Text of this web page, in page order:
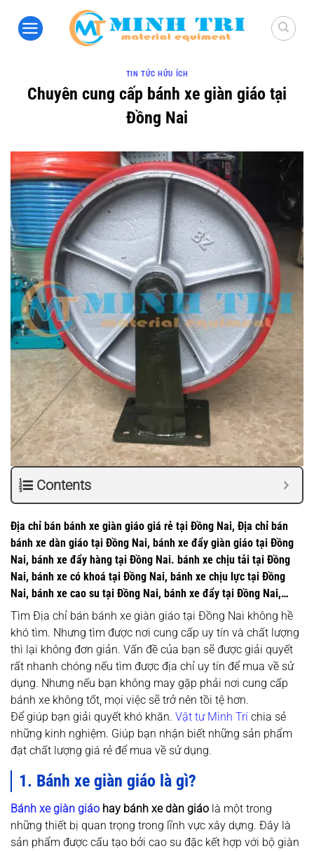
TIN TỨC HỮU ÍCH
Chuyên cung cấp bánh xe giàn giáo tại
Đồng Nai
Contents
Địa chỉ bán bánh xe giàn giáo giá rẻ tại Đồng Nai, Địa chỉ bán
bánh xe dàn giáo tại Đồng Nai, bánh xe đẩy giàn giáo tại Đồng
Nai, bánh xe đẩy hàng tại Đồng Nai. bánh xe chịu tải tại Đồng
Nai, bánh xe có khoá tại Đồng Nai, bánh xe chịu lực tại Đồng
Nai, bánh xe cao su tại Đồng Nai, bánh xe đẩy tại Đồng Nai,…
Tìm Địa chỉ bán bánh xe giàn giáo tại Đồng Nai không hề
khó tìm. Nhưng tìm được nơi cung cấp uy tín và chất lượng
thì lại không đơn giản. Vấn đề của bạn sẽ được giải quyết
rất nhanh chóng nếu tìm được địa chỉ uy tín để mua về sử
dụng. Nhưng nếu bạn không may gặp phải nơi cung cấp
bánh xe không tốt, mọi việc sẽ trở nên tồi tệ hơn.
Để giúp bạn giải quyết khó khăn. Vật tư Minh Trí chia sẻ
những kinh nghiệm. Giúp bạn nhận biết những sản phẩm
đạt chất lượng giá rẻ để mua về sử dụng.
1. Bánh xe giàn giáo là gì?
Bánh xe giàn giáo hay bánh xe dàn giáo là một trong
những thiết bị quan trọng trong lĩnh vực xây dựng. Đây là
sản phẩm được cấu tạo bởi cao su đặc kết hợp với bộ giàn